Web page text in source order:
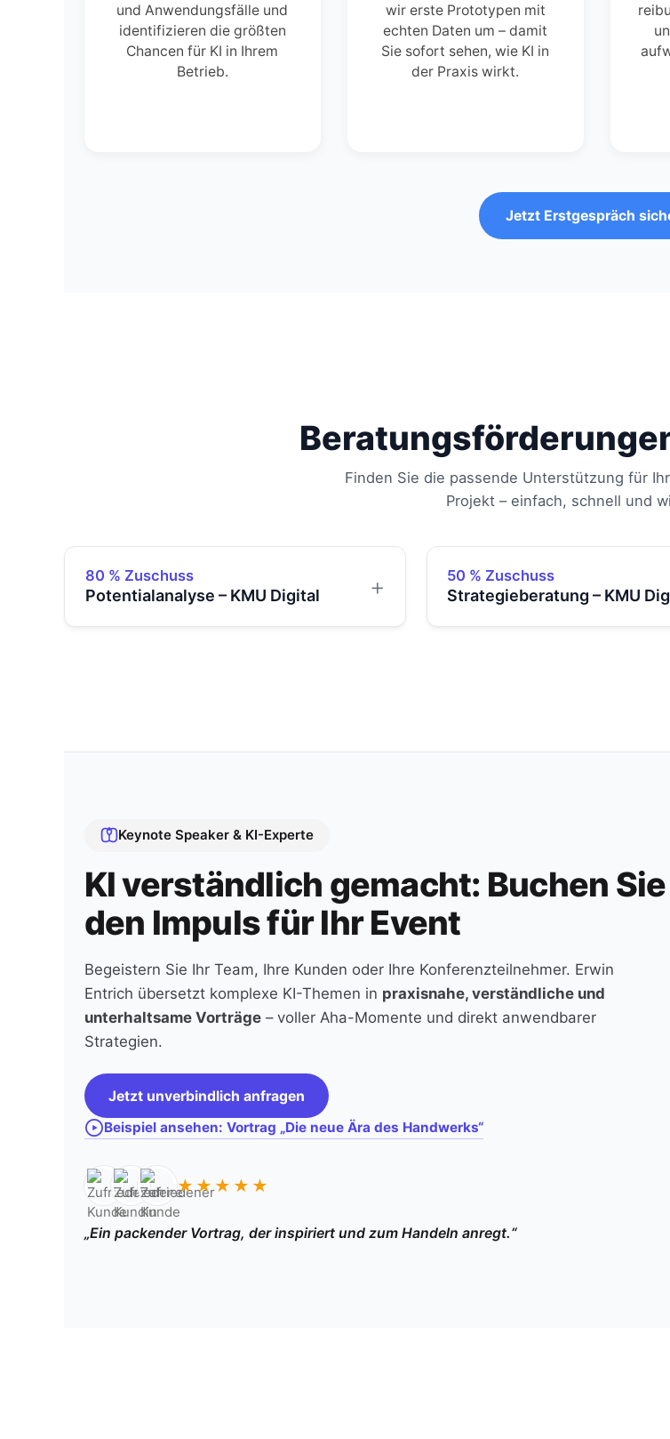
und Anwendungsfälle und
identifizieren die größten
Chancen für KI in Ihrem
Betrieb.
wir erste Prototypen mit
echten Daten um – damit
Sie sofort sehen, wie KI in
der Praxis wirkt.
Jetzt Erstgespräch
Finden Sie die passende Unterstützung für
Projekt – einfach, schnell und
80 % Zuschuss
Potentialanalyse – KMU Digital
50 % Zuschuss
Strategieberatung – KMU
Keynote Speaker & KI-Experte
KI verständlich gemacht: Buchen Sie
den Impuls für Ihr Event
Begeistern Sie Ihr Team, Ihre Kunden oder Ihre Konferenzteilnehmer. Erwin
Entrich übersetzt komplexe KI-Themen in praxisnahe, verständliche und
unterhaltsame Vorträge– voller Aha-Momente und direkt anwendbarer
Strategien.
Jetzt unverbindlich anfragen
Beispiel ansehen: Vortrag „Die neue Ära des Handwerks“
★★★★★
„Ein packender Vortrag, der inspiriert und zum Handeln anregt.“